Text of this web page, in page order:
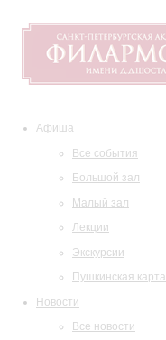
Афиша
Все события
Большой зал
Малый зал
Лекции
Экскурсии
Пушкинская карта
Новости
Все новости